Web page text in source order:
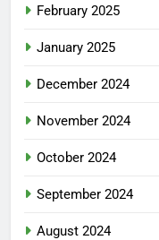
February 2025
January 2025
December 2024
November 2024
October 2024
September 2024
August 2024